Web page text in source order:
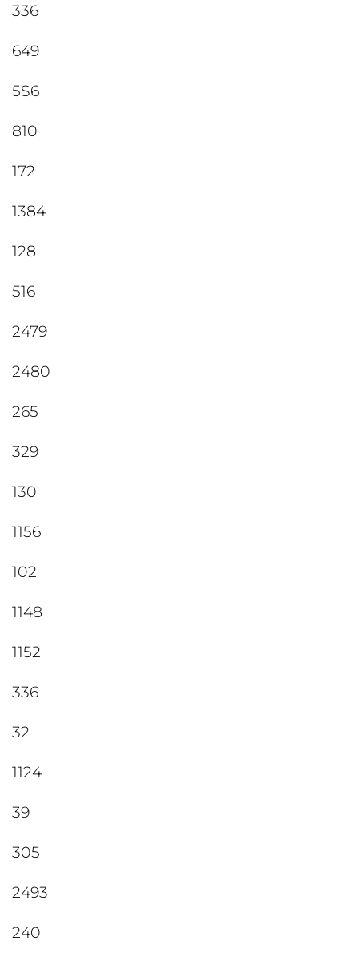
336
649
5S6
810
172
1384
128
516
2479
2480
265
329
130
1156
102
1148
1152
336
32
1124
39
305
2493
240